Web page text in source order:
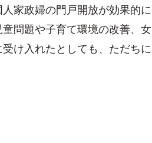
家政婦の門戸開放が効果的に
問題や子育て環境の改善、女
け入れたとしても、ただちに